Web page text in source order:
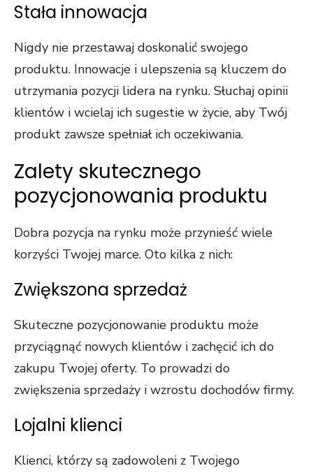
Stała innowacja
Nigdy nie przestawaj doskonalić swojego
produktu. Innowacje i ulepszenia są kluczem do
utrzymania pozycji lidera na rynku. Słuchaj opinii
klientów i wcielaj ich sugestie w życie, aby Twój
produkt zawsze spełniał ich oczekiwania.
Zalety skutecznego
pozycjonowania produktu
Dobra pozycja na rynku może przynieść wiele
korzyści Twojej marce. Oto kilka z nich:
Zwiększona sprzedaż
Skuteczne pozycjonowanie produktu może
przyciągnąć nowych klientów i zachęcić ich do
zakupu Twojej oferty. To prowadzi do
zwiększenia sprzedaży i wzrostu dochodów firmy.
Lojalni klienci
Klienci, którzy są zadowoleni z Twojego